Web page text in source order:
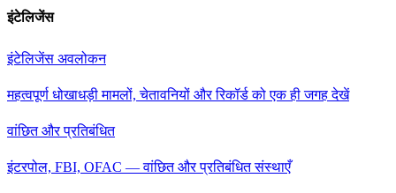
इंटेलिजेंस
इंटेलिजेंस अवलोकन
महत्वपूर्ण धोखाधड़ी मामलों, चेतावनियों और रिकॉर्ड को एक ही जगह देखें
वांछित और प्रतिबंधित
इंटरपोल, FBI, OFAC — वांछित और प्रतिबंधित संस्थाएँ